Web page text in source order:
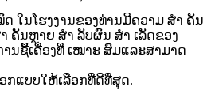
ໃນໂຮງງານຂອງທ່ານມີຄວາມ ສຳ ຄັນ
ຄັນຫຼາຍ ສຳ ລັບຜົນ ສຳ ເລັດຂອງ
ນຊື້ເຄື່ອງທີ່ ເໝາະ ສົມແລະສາມາດ
ກແບບໃຫ້ເລືອກທີ່ດີທີ່ສຸດ.